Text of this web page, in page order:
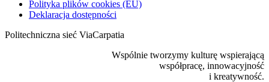
Polityka plików cookies (EU)
Deklaracja dostępności
Politechniczna sieć ViaCarpatia
Wspólnie tworzymy kulturę wspierającą
współpracę, innowacyjność
i kreatywność.